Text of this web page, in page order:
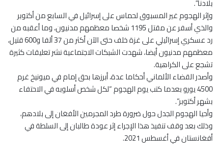
بلادنا”.
وإثر الهجوم غير المسبوق لحماس على إسرائيل في السابع من أكتوبر
والذي أسفر عن مقتل 1195 شخصا معظمهم مدنيون، وما أعقبه من
رد عسكري إسرائيلي على غزة خلف حتى الآن أكثر من 37 ألفا و600 قتيل،
معظمهم مدنيون أيضا، شهدت الشبكات الاجتماعية نشر تعليقات كثيرة
تشجع على الكراهية.
وأصدر القضاء الألماني أحكاما عدة، أبرزها بحق إمام في ميونيخ غرم
4500 يورو بعدما كتب يوم الهجوم “لكل شخص أسلوبه في الاحتفاء
بشهر أكتوبر”.
وأحيا الهجوم الجدل حول ضرورة طرد المجرمين الأفغان إلى بلادهم،
وذلك بعد وقف تنفيذ هذا الإجراء إثر عودة طالبان إلى السلطة في
أفغانستان في أغسطس 2021.